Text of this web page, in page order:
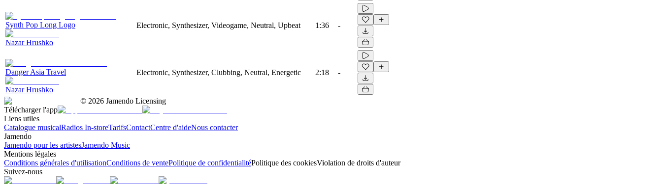
Synth Pop Long Logo
Nazar Hrushko
Electronic, Synthesizer, Videogame, Neutral, Upbeat 1:36 -
Danger Asia Travel
Nazar Hrushko
Electronic, Synthesizer, Clubbing, Neutral, Energetic 2:18 -
© 2026 Jamendo Licensing
Télécharger l'app
Liens utiles
Catalogue musicalRadios In-storeTarifsContactCentre d'aideNous contacter
Jamendo
Jamendo pour les artistesJamendo Music
Mentions légales
Conditions générales d'utilisationConditions de ventePolitique de confidentialitéPolitique des cookiesViolation de droits d'auteur
Suivez-nous